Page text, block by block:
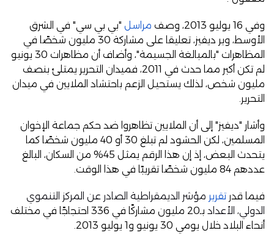
وفي 16 يوليو 2013، وصف مراسل "بي بي سي" في الشرق
الأوسط، وير ديفيز، تعليقا على مشاركة 30 مليون شخصًا في
المظاهرات "بالمبالغة الجسيمة"، وأضاف أن مظاهرات 30 يونيو
لم تكن أكبر مما حدث في 2011، فميدان التحرير يمتلئ بنصف
مليون شخص، لذلك يستحيل الزعم باحتشاد الملايين في ميدان
التحرير.
وأشار "ديفيز" إلى أن الملايين تظاهروا ضد حكم جماعة الإخوان
المسلمين، لكن الحشود لم تبلغ 30 أو 40 مليون شخصًا كما
يتحدث البعض، إذ إن هذا الرقم يمثل 45% من السكان، البالغ
عددهم 84 مليون شخصًا تقريبًا في هذا الوقت.
فيما قدر تقرير مؤشر الديمقراطية الصادر عن المركز التنموي
الدولي، الأعداد
بـ20 مليون مشاركًا في 336 احتجاجًا في مختلف
أنحاء البلاد خلال يومي 30 يونيو و1 يوليو 2013.